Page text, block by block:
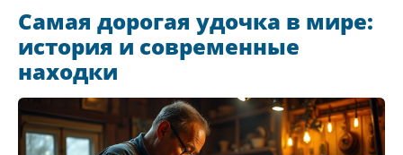
Самая дорогая удочка в мире:
история и современные
находки